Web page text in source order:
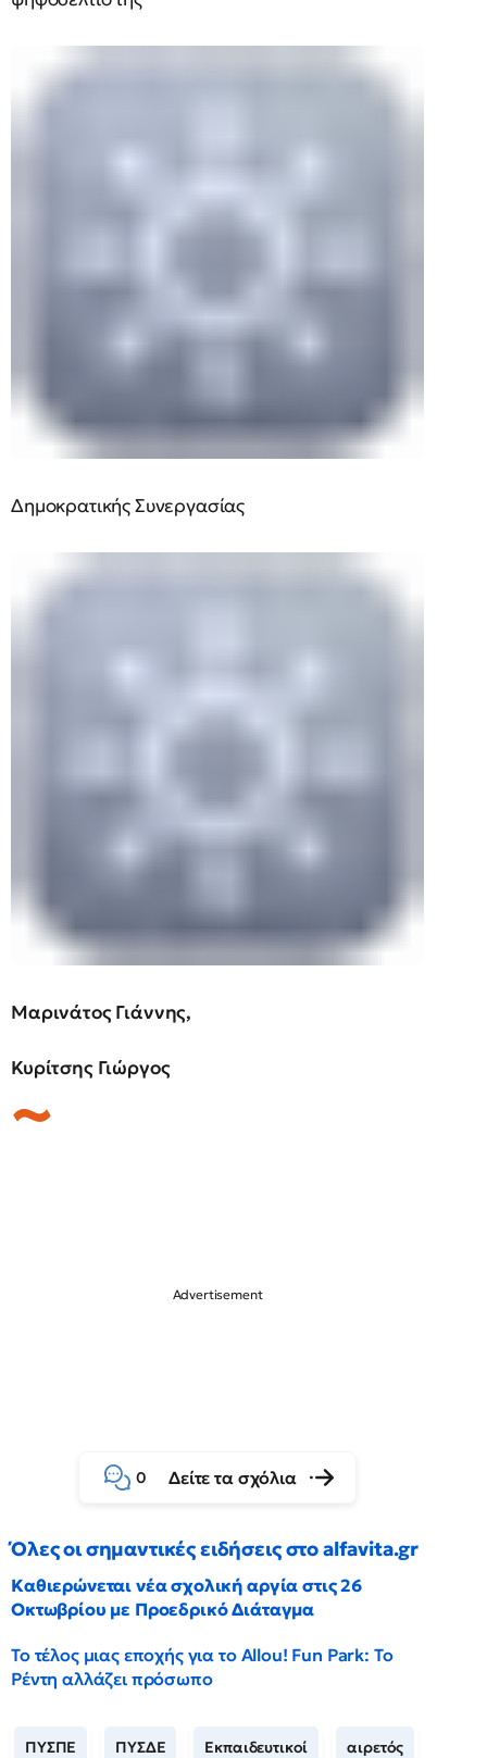
Δημοκρατικής Συνεργασίας
Μαρινάτος Γιάννης,
Κυρίτσης Γιώργος
0 Δείτε τα σχόλια
Όλες οι σημαντικές ειδήσεις στο alfavita.gr
Καθιερώνεται νέα σχολική αργία στις 26
Οκτωβρίου με Προεδρικό Διάταγμα
Το τέλος μιας εποχής για το Allou! Fun Park: Το
Ρέντη αλλάζει πρόσωπο
ΠΥΣΠΕ ΠΥΣΔΕ Εκπαιδευτικοί αιρετός